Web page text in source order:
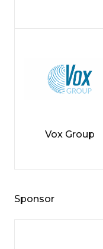
Vox Group
Sponsor